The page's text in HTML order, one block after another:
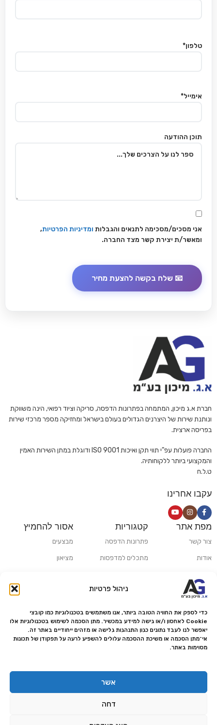
ניהול פרטיות
כדי לספק את החוויה הטובה ביותר, אנו משתמשים בטכנולוגיות כמו קובצי
Cookie לאחסון ו/או גישה למידע במכשיר. מתן הסכמה לשימוש בטכנולוגיות אלו
יאפשר לנו לעבד נתונים כגון התנהגות גלישה או מזהים ייחודיים באתר זה.
אי־מתן הסכמה או משיכת ההסכמה עלולים להשפיע לרעה על תפקודן של תכונות
מסוימות באתר.
אשר
דחה
טלפון*
אימייל*
תוכן ההודעה
אני מסכים/מסכימה לתנאים והגבלות ומדיניות הפרטיות,
ומאשר/ת יצירת קשר מצד החברה.
חברת א.ג מיכון, המתמחה בפתרונות הדפסה, סריקה וציוד רפואי, הינה משווקת
ונותנת שירות של היצרנים הגדולים בעולם בישראל ומחזיקה מספר מרכזי שירות
בפריסה ארצית.
החברה פועלות עפ"י תווי תקן ואיכות ISO 9001 ודוגלת במתן השירות האמין
והמקצועי ביותר ללקוחותיה.
ט.ל.ח
עקבו אחרינו
מפת אתר
צור קשר
אודות
משלוחים ואיסוף עצמי
מותגים
מעבדת תיקונים
מדיניות פרטיות
מדיניות החזרות והחזרים
קטגוריות
פתרונות הדפסה
מתכלים למדפסות
פתרונות סריקה
פתרונות למגזר הרפואי
אסור להחמיץ
מבצעים
מציאון